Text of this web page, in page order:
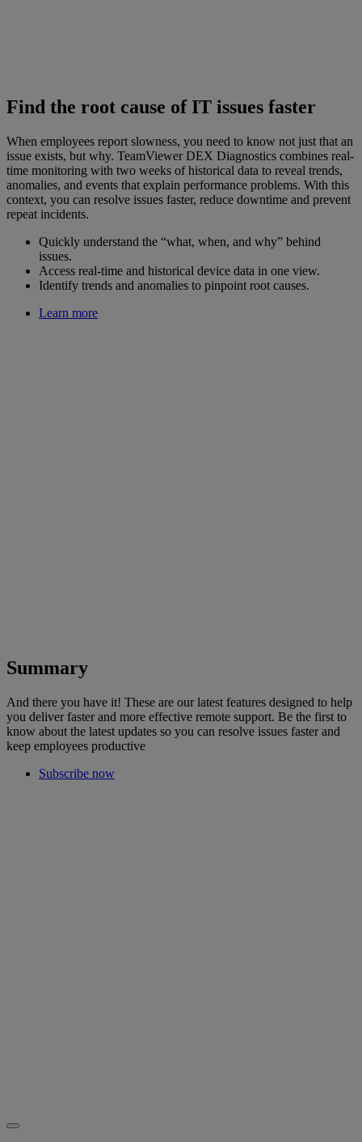
Find the root cause of IT issues faster
When employees report slowness, you need to know not just that an
issue exists, but why. TeamViewer DEX Diagnostics combines real-
time monitoring with two weeks of historical data to reveal trends,
anomalies, and events that explain performance problems. With this
context, you can resolve issues faster, reduce downtime and prevent
repeat incidents.
Quickly understand the “what, when, and why” behind
issues.
Access real-time and historical device data in one view.
Identify trends and anomalies to pinpoint root causes.
Learn more
Summary
And there you have it! These are our latest features designed to help
you deliver faster and more effective remote support. Be the first to
know about the latest updates so you can resolve issues faster and
keep employees productive
Subscribe now